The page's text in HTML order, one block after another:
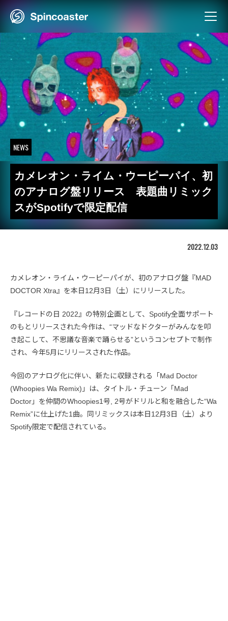
NEWS
カメレオン・ライム・ウーピーパイ、初
のアナログ盤リリース 表題曲リミック
スがSpotifyで限定配信
2022.12.03
カメレオン・ライム・ウーピーパイが、初のアナログ盤『MAD
DOCTOR Xtra』を本日12月3日（土）にリリースした。
『レコードの日 2022』の特別企画として、Spotify全面サポート
のもとリリースされた今作は、“マッドなドクターがみんなを叩
き起こして、不思議な音楽で踊らせる”というコンセプトで制作
され、今年5月にリリースされた作品。
今回のアナログ化に伴い、新たに収録される「Mad Doctor
(Whoopies Wa Remix)」は、タイトル・チューン「Mad
Doctor」を仲間のWhoopies1号, 2号がドリルと和を融合した“Wa
Remix”に仕上げた1曲。同リミックスは本日12月3日（土）より
Spotify限定で配信されている。